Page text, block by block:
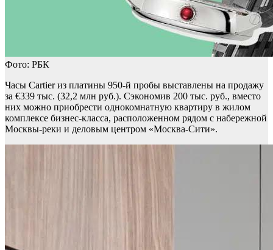
Фото: РБК
Часы Cartier из платины 950-й пробы выставлены на продажу
за €339 тыс. (32,2 млн руб.). Сэкономив 200 тыс. руб., вместо
них можно приобрести однокомнатную квартиру в жилом
комплексе бизнес-класса, расположенном рядом с набережной
Москвы-реки и деловым центром «Москва-Сити».